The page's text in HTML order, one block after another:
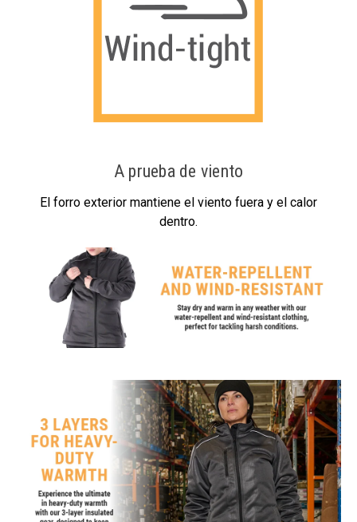
A prueba de viento
El forro exterior mantiene el viento fuera y el calor
dentro.